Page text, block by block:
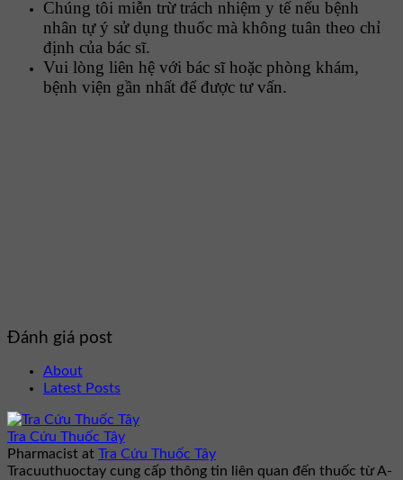
Chúng tôi miễn trừ trách nhiệm y tế nếu bệnh
nhân tự ý sử dụng thuốc mà không tuân theo chỉ
định của bác sĩ.
Vui lòng liên hệ với bác sĩ hoặc phòng khám,
bệnh viện gần nhất để được tư vấn.
Đánh giá post
About
Latest Posts
Tra Cứu Thuốc Tây
Pharmacist at Tra Cứu Thuốc Tây
Tracuuthuoctay cung cấp thông tin liên quan đến thuốc từ A-